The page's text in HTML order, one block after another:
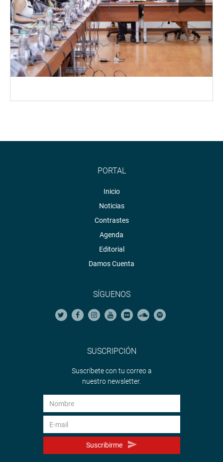
PORTAL
Inicio
Noticias
Contrastes
Agenda
Editorial
Damos Cuenta
SÍGUENOS
SUSCRIPCIÓN
Suscríbete con tu correo a
nuestro newsletter.
Suscribirme